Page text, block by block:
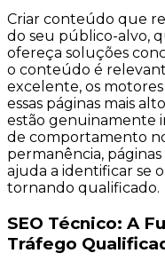
Criar conteúdo que
do seu público-alvo,
ofereça soluções
o conteúdo é
excelente, os
essas páginas mais
estão genuinamente
de comportamento
permanência, páginas
ajuda a identificar se
tornando qualificado.
SEO Técnico: A
Tráfego